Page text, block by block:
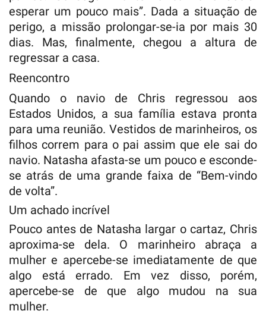
esperar um pouco mais”. Dada a situação de
perigo, a missão prolongar-se-ia por mais 30
dias. Mas, finalmente, chegou a altura de
regressar a casa.
Reencontro
Quando o navio de Chris regressou aos
Estados Unidos, a sua família estava pronta
para uma reunião. Vestidos de marinheiros, os
filhos correm para o pai assim que ele sai do
navio. Natasha afasta-se um pouco e esconde-
se atrás de uma grande faixa de “Bem-vindo
de volta”.
Um achado incrível
Pouco antes de Natasha largar o cartaz, Chris
aproxima-se dela. O marinheiro abraça a
mulher e apercebe-se imediatamente de que
algo está errado. Em vez disso, porém,
apercebe-se de que algo mudou na sua
mulher.